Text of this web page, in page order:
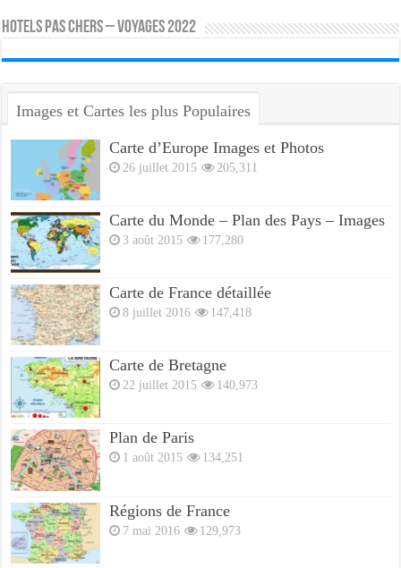
HOTELS PAS CHERS – VOYAGES 2022
Images et Cartes les plus Populaires
Carte d’Europe Images et Photos
26 juillet 2015 205,311
Carte du Monde – Plan des Pays – Images
3 août 2015 177,280
Carte de France détaillée
8 juillet 2016 147,418
Carte de Bretagne
22 juillet 2015 140,973
Plan de Paris
1 août 2015 134,251
Régions de France
7 mai 2016 129,973